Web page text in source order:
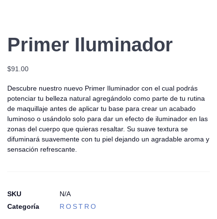
Primer Iluminador
$91.00
Descubre nuestro nuevo Primer Iluminador con el cual podrás
potenciar tu belleza natural agregándolo como parte de tu rutina
de maquillaje antes de aplicar tu base para crear un acabado
luminoso o usándolo solo para dar un efecto de iluminador en las
zonas del cuerpo que quieras resaltar. Su suave textura se
difuminará suavemente con tu piel dejando un agradable aroma y
sensación refrescante.
SKU
N/A
Categoría
ROSTRO